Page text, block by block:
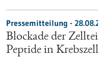
Pressemitteilung -
Blockade der
Peptide in